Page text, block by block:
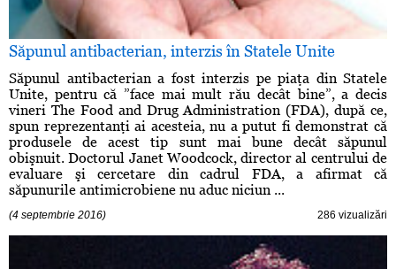
Săpunul antibacterian, interzis în Statele Unite
Săpunul antibacterian a fost interzis pe piaţa din Statele
Unite, pentru că ”face mai mult rău decât bine”, a decis
vineri The Food and Drug Administration (FDA), după ce,
spun reprezentanţi ai acesteia, nu a putut fi demonstrat că
produsele de acest tip sunt mai bune decât săpunul
obişnuit. Doctorul Janet Woodcock, director al centrului de
evaluare şi cercetare din cadrul FDA, a afirmat că
săpunurile antimicrobiene nu aduc niciun ...
(4 septembrie 2016) 286 vizualizări